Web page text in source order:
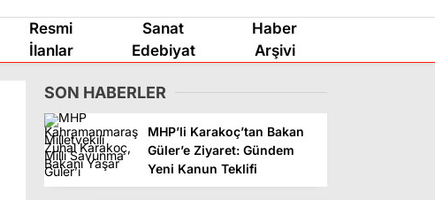
Resmi
İlanlar
Sanat
Edebiyat
Haber
Arşivi
SON HABERLER
MHP’li Karakoç’tan Bakan
Güler’e Ziyaret: Gündem
Yeni Kanun Teklifi